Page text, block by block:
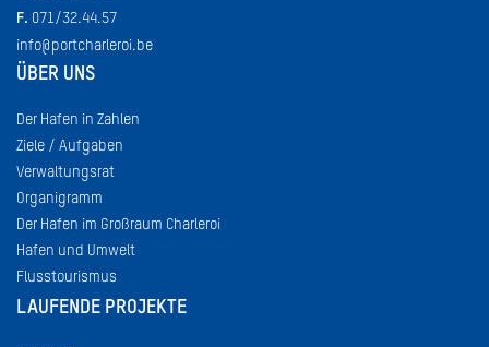
F. 071/32.44.57
info@portcharleroi.be
ÜBER UNS
Der Hafen in Zahlen
Ziele / Aufgaben
Verwaltungsrat
Organigramm
Der Hafen im Großraum Charleroi
Hafen und Umwelt
Flusstourismus
LAUFENDE PROJEKTE